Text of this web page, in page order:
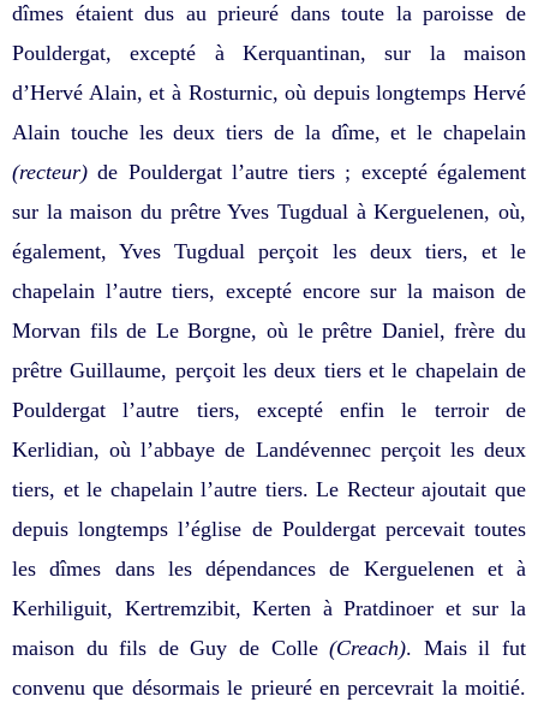
dîmes étaient dus au prieuré dans toute la paroisse de
Pouldergat, excepté à Kerquantinan, sur la maison
d’Hervé Alain, et à Rosturnic, où depuis longtemps Hervé
Alain touche les deux tiers de la dîme, et le chapelain
(recteur) de Pouldergat l’autre tiers ; excepté également
sur la maison du prêtre Yves Tugdual à Kerguelenen, où,
également, Yves Tugdual perçoit les deux tiers, et le
chapelain l’autre tiers, excepté encore sur la maison de
Morvan fils de Le Borgne, où le prêtre Daniel, frère du
prêtre Guillaume, perçoit les deux tiers et le chapelain de
Pouldergat l’autre tiers, excepté enfin le terroir de
Kerlidian, où l’abbaye de Landévennec perçoit les deux
tiers, et le chapelain l’autre tiers. Le Recteur ajoutait que
depuis longtemps l’église de Pouldergat percevait toutes
les dîmes dans les dépendances de Kerguelenen et à
Kerhiliguit, Kertremzibit, Kerten à Pratdinoer et sur la
maison du fils de Guy de Colle(Creach). Mais il fut
convenu que désormais le prieuré en percevrait la moitié.